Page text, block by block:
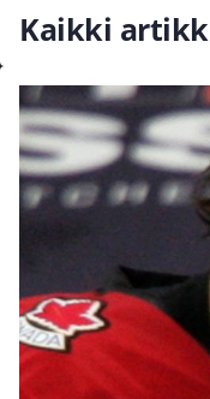
Kaikki